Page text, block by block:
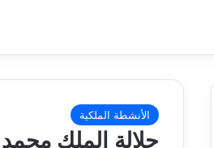
الأنشطة الملكية
جلالة الملك